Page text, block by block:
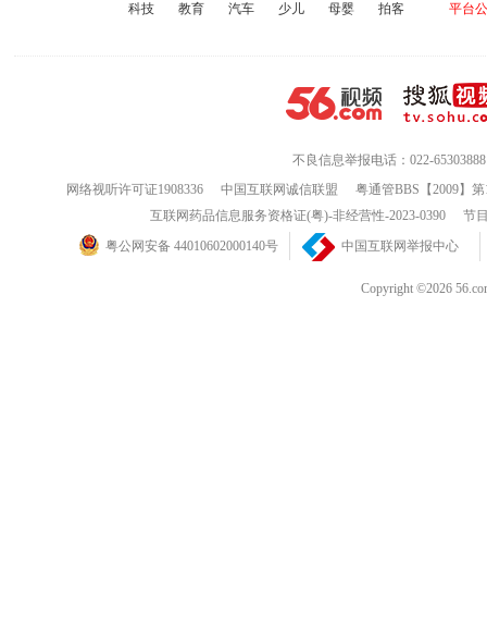
科技
教育 汽车 少儿 母婴 拍客
平台
不良信息举报电话：022-65303888
网络视听许可证1908336
中国互联网诚信联盟
粤通管BBS【2009】
互联网药品信息服务资格证(粤)-非经营性-2023-0390
节
粤公网安备 44010602000140号
中国互联网举报中心
Copyright ©2026